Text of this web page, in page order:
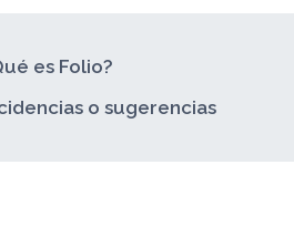
es Folio?
o sugerencias